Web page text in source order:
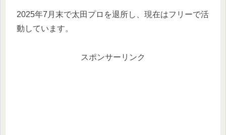
2025年7月末で太田プロを退所し、現在はフリーで活
動しています。
スポンサーリンク